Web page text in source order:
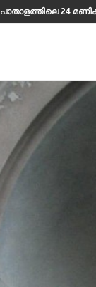
പാതാളത്തിലെ 24